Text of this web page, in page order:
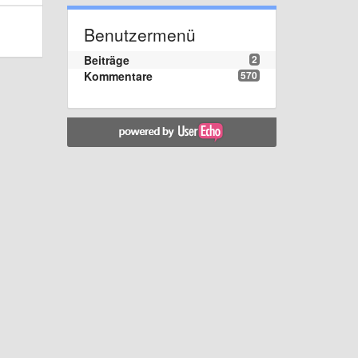
Benutzermenü
2
Beiträge
570
Kommentare